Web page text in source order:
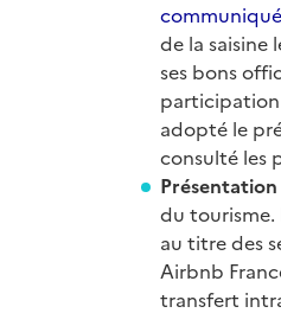
de la saisine
ses bons
participation
adopté le
consulté les
Présentation
du tourisme.
au titre des
Airbnb
transfert